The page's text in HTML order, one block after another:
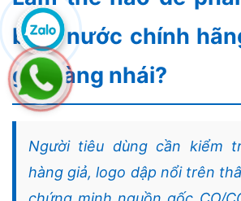
bơm nước chính
giả hàng nhái?
Người tiêu dùng cần kiểm
hàng giả, logo dập nổi trên